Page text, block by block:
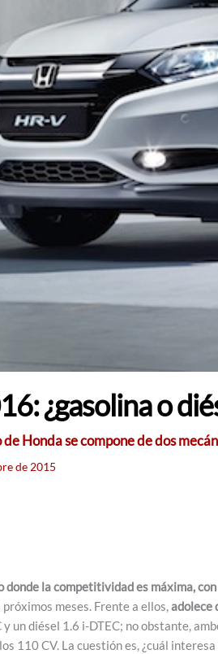
¿gasolina o
Honda se compone de dos
de 2015
donde la competitividad es máxima,
meses. Frente a ellos,adolece
y un diésel 1.6 i-DTEC; no obstante,
110 CV. La cuestión es, ¿cuál interesa